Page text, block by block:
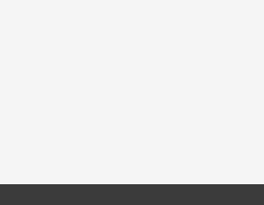
kartě
na nové kartě